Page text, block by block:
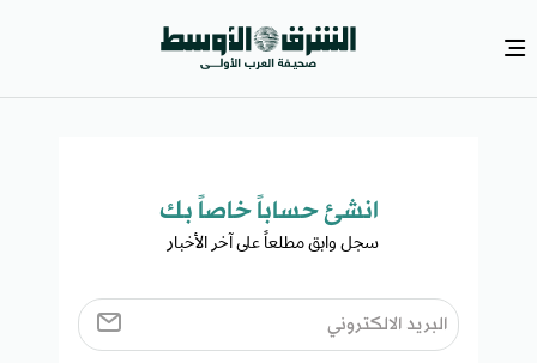
انشئ حساباً خاصاً بك​
سجل وابق مطلعاً على آخر الأخبار ​